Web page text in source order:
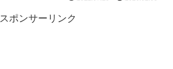
スポンサーリンク